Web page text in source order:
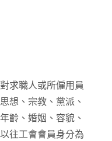
生、社會新鮮人使用多
求職人或所僱用員
想、宗教、黨派、
齡、婚姻、容貌、
往工會會員身分為